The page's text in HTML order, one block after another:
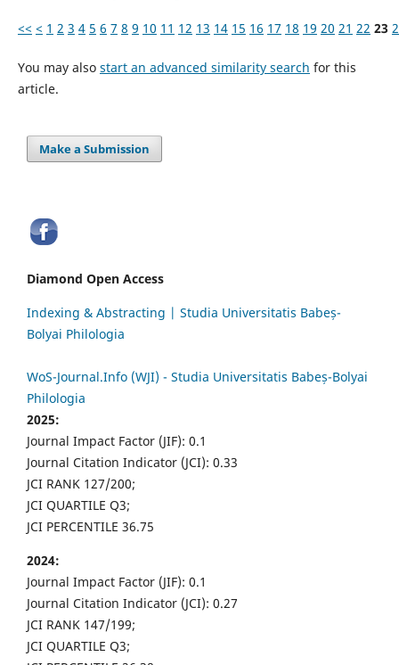
<< < 1 2 3 4 5 6 7 8 9 10 11 12 13 14 15 16 17 18 19 20 21 22 23
You may also start an advanced similarity search for this
article.
Make a Submission
Diamond Open Access
Indexing & Abstracting | Studia Universitatis Babeș-
Bolyai Philologia
WoS-Journal.Info (WJI) - Studia Universitatis Babeș-Bolyai
Philologia
2025:
Journal Impact Factor (JIF): 0.1
Journal Citation Indicator (JCI): 0.33
JCI RANK 127/200;
JCI QUARTILE Q3;
JCI PERCENTILE 36.75
2024:
Journal Impact Factor (JIF): 0.1
Journal Citation Indicator (JCI): 0.27
JCI RANK 147/199;
JCI QUARTILE Q3;